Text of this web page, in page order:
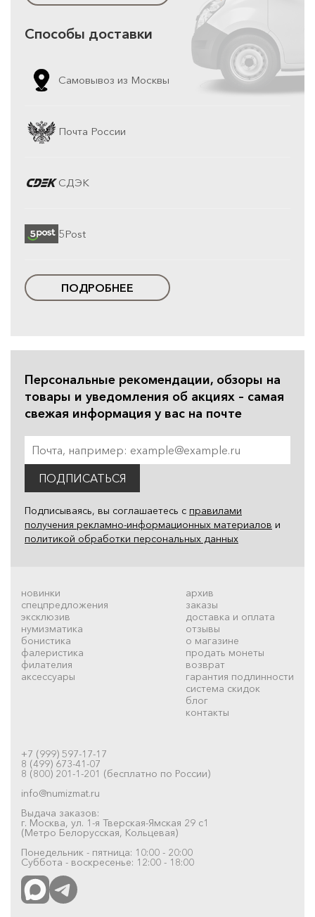
Способы доставки
Самовывоз из Москвы
Почта России
СДЭК
5Post
ПОДРОБНЕЕ
Персональные рекомендации, обзоры на
товары и уведомления об акциях – самая
свежая информация у вас на почте
ПОДПИСАТЬСЯ
Подписываясь, вы соглашаетесь с правилами
получения рекламно-информационных материалов и
политикой обработки персональных данных
новинки
спецпредложения
эксклюзив
нумизматика
бонистика
фалеристика
филателия
аксессуары
архив
заказы
доставка и оплата
отзывы
о магазине
продать монеты
возврат
гарантия подлинности
система скидок
блог
контакты
+7 (999) 597-17-17
8 (499) 673-41-07
8 (800) 201-1-201 (бесплатно по России)
info@numizmat.ru
Выдача заказов:
г. Москва, ул. 1-я Тверская-Ямская 29 с1
(Метро Белорусская, Кольцевая)
Понедельник - пятница: 10:00 - 20:00
Суббота - воскресенье: 12:00 - 18:00